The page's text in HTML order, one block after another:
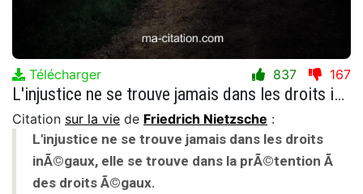
Télécharger 837 167
L'injustice ne se trouve jamais dans les droits inÃ©gaux, elle se trouve dans la prÃ©tention Ã des droits Ã©gaux.
Citation sur la vie de Friedrich Nietzsche :
L'injustice ne se trouve jamais dans les droits
inÃ©gaux, elle se trouve dans la prÃ©tention Ã
des droits Ã©gaux.